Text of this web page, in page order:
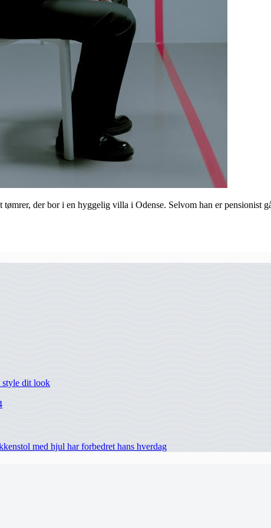
tømrer, der bor i en hyggelig villa i Odense. Selvom han er
style dit look
med hjul har forbedret hans hverdag